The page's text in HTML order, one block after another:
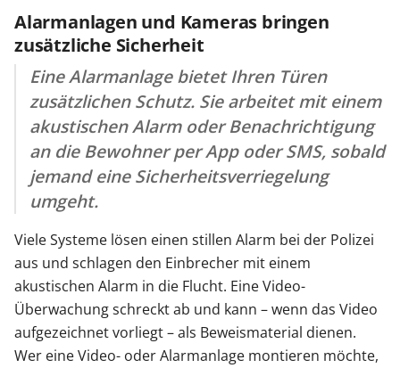
Alarmanlagen und Kameras bringen
zusätzliche Sicherheit
Eine Alarmanlage bietet Ihren Türen
zusätzlichen Schutz. Sie arbeitet mit einem
akustischen Alarm oder Benachrichtigung
an die Bewohner per App oder SMS, sobald
jemand eine Sicherheitsverriegelung
umgeht.
Viele Systeme lösen einen stillen Alarm bei der Polizei
aus und schlagen den Einbrecher mit einem
akustischen Alarm in die Flucht. Eine Video-
Überwachung schreckt ab und kann – wenn das Video
aufgezeichnet vorliegt – als Beweismaterial dienen.
Wer eine Video- oder Alarmanlage montieren möchte,